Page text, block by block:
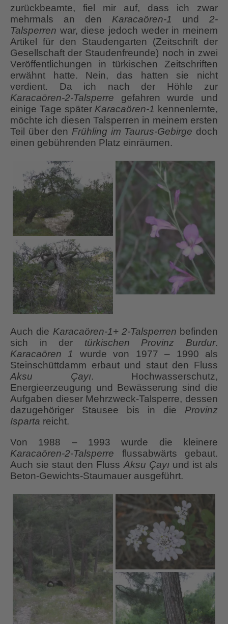
zurückbeamte, fiel mir auf, dass ich zwar
mehrmals an den Karacaören-1 und 2-
Talsperren war, diese jedoch weder in meinem
Artikel für den Staudengarten (Zeitschrift der
Gesellschaft der Staudenfreunde) noch in zwei
Veröffentlichungen in türkischen Zeitschriften
erwähnt hatte. Nein, das hatten sie nicht
verdient. Da ich nach der Höhle zur
Karacaören-2-Talsperre gefahren wurde und
einige Tage späterKaracaören-1 kennenlernte,
möchte ich diesen Talsperren in meinem ersten
Teil über den Frühling im Taurus-Gebirge doch
einen gebührenden Platz einräumen.
Auch die Karacaören-1+ 2-Talsperren befinden
sich in der türkischen Provinz Burdur.
Karacaören 1
wurde von 1977 – 1990 als
Steinschüttdamm erbaut und staut den Fluss
Aksu Çayı. Hochwasserschutz,
Energieerzeugung und Bewässerung sind die
Aufgaben dieser Mehrzweck-Talsperre, dessen
dazugehöriger Stausee bis in die Provinz
Isparta reicht.
Von 1988 – 1993 wurde die kleinere
Karacaören-2-Talsperre flussabwärts gebaut.
Auch sie staut den Fluss Aksu Çayıund ist als
Beton-Gewichts-Staumauer ausgeführt.